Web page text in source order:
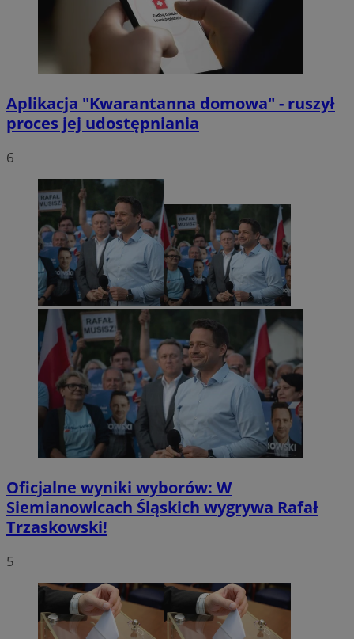
Aplikacja "Kwarantanna domowa" - ruszył
proces jej udostępniania
6
Oficjalne wyniki wyborów: W
Siemianowicach Śląskich wygrywa Rafał
Trzaskowski!
5